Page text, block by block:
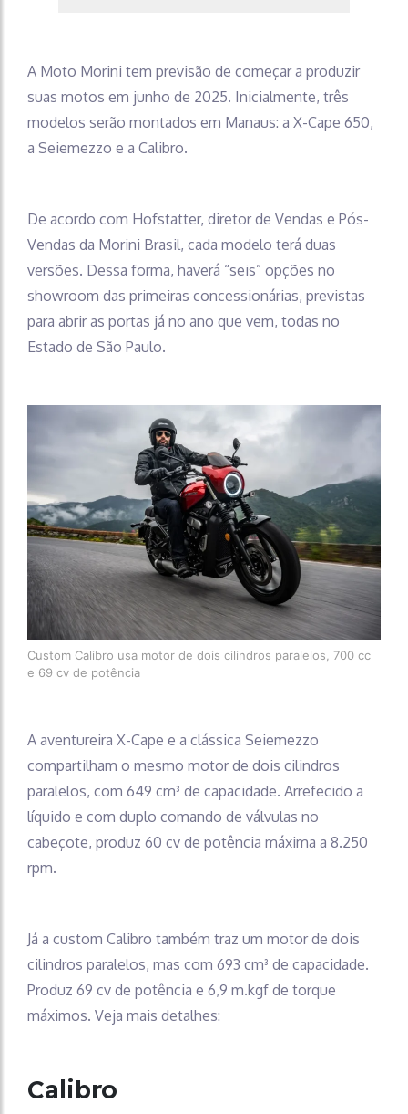
A Moto Morini tem previsão de começar a produzir
suas motos em junho de 2025. Inicialmente, três
modelos serão montados em Manaus: a X-Cape 650,
a Seiemezzo e a Calibro.
De acordo com Hofstatter, diretor de Vendas e Pós-
Vendas da Morini Brasil, cada modelo terá duas
versões. Dessa forma, haverá “seis” opções no
showroom das primeiras concessionárias, previstas
para abrir as portas já no ano que vem, todas no
Estado de São Paulo.
Custom Calibro usa motor de dois cilindros paralelos, 700 cc
e 69 cv de potência
A aventureira X-Cape e a clássica Seiemezzo
compartilham o mesmo motor de dois cilindros
paralelos, com 649 cm³ de capacidade. Arrefecido a
líquido e com duplo comando de válvulas no
cabeçote, produz 60 cv de potência máxima a 8.250
rpm.
Já a custom Calibro também traz um motor de dois
cilindros paralelos, mas com 693 cm³ de capacidade.
Produz 69 cv de potência e 6,9 m.kgf de torque
máximos. Veja mais detalhes:
Calibro